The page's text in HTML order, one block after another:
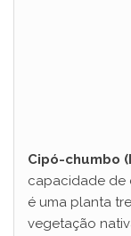
Cipó-chumbo
capacidade de
é uma planta
vegetação